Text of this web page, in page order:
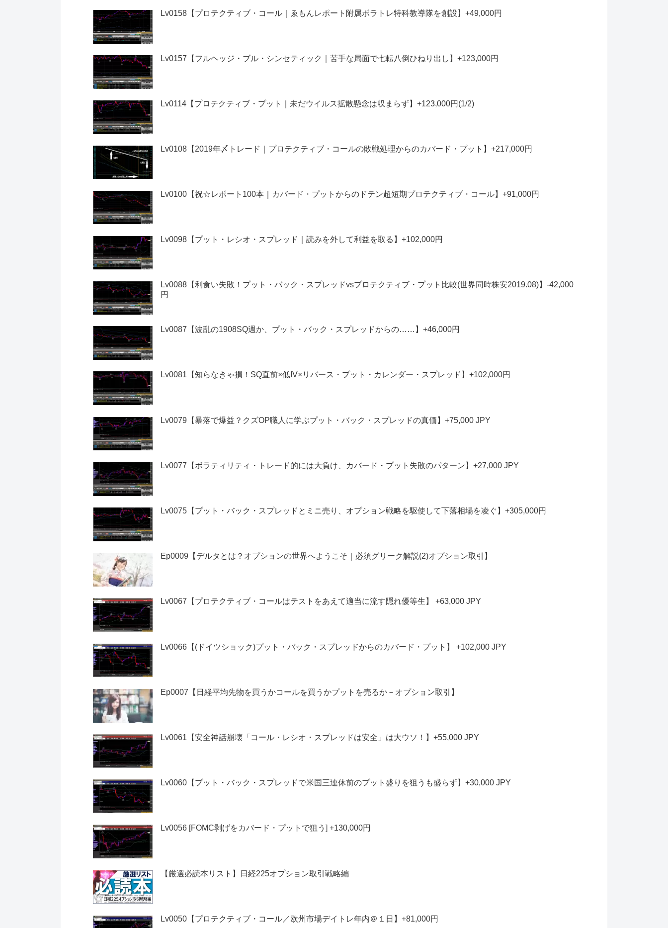
Lv0158【プロテクティブ・コール｜ゑもんレポート附属ボラトレ特科教導隊を創設】+49,000円
Lv0157【フルヘッジ・ブル・シンセティック｜苦手な局面で七転八倒ひねり出し】+123,000円
Lv0114【プロテクティブ・プット｜未だウイルス拡散懸念は収まらず】+123,000円(1/2)
Lv0108【2019年〆トレード｜プロテクティブ・コールの敗戦処理からのカバード・プット】+217,000円
Lv0100【祝☆レポート100本｜カバード・プットからのドテン超短期プロテクティブ・コール】+91,000円
Lv0098【プット・レシオ・スプレッド｜読みを外して利益を取る】+102,000円
Lv0088【利食い失敗！プット・バック・スプレッドvsプロテクティブ・プット比較(世界同時株安2019.08)】-42,000
円
Lv0087【波乱の1908SQ週か、プット・バック・スプレッドからの……】+46,000円
Lv0081【知らなきゃ損！SQ直前×低IV×リバース・プット・カレンダー・スプレッド】+102,000円
Lv0079【暴落で爆益？クズOP職人に学ぶプット・バック・スプレッドの真価】+75,000 JPY
Lv0077【ボラティリティ・トレード的には大負け、カバード・プット失敗のパターン】+27,000 JPY
Lv0075【プット・バック・スプレッドとミニ売り、オプション戦略を駆使して下落相場を凌ぐ】+305,000円
Ep0009【デルタとは？オプションの世界へようこそ｜必須グリーク解説(2)オプション取引】
Lv0067【プロテクティブ・コールはテストをあえて適当に流す隠れ優等生】 +63,000 JPY
Lv0066【(ドイツショック)プット・バック・スプレッドからのカバード・プット】 +102,000 JPY
Ep0007【日経平均先物を買うかコールを買うかプットを売るか－オプション取引】
Lv0061【安全神話崩壊「コール・レシオ・スプレッドは安全」は大ウソ！】+55,000 JPY
Lv0060【プット・バック・スプレッドで米国三連休前のプット盛りを狙うも盛らず】+30,000 JPY
Lv0056 [FOMC剥げをカバード・プットで狙う] +130,000円
【厳選必読本リスト】日経225オプション取引戦略編
Lv0050【プロテクティブ・コール／欧州市場デイトレ年内＠１日】+81,000円